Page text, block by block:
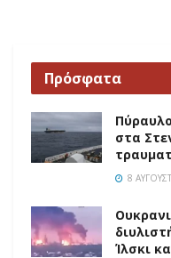
Πρόσφατα
στα
8
Ίλσκι